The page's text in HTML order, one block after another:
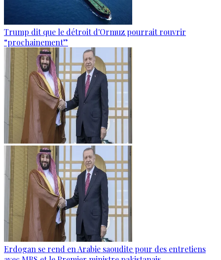
Trump dit que le détroit d'Ormuz pourrait rouvrir
“prochainement”
Erdogan se rend en Arabie saoudite pour des entretiens